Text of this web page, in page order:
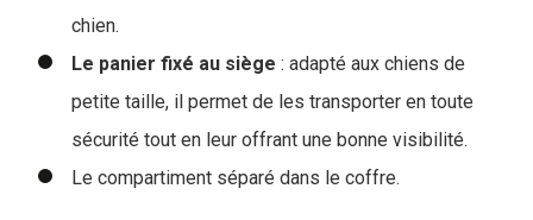
chien.
Le panier fixé au siège : adapté aux chiens de
petite taille, il permet de les transporter en toute
sécurité tout en leur offrant une bonne visibilité.
Le compartiment séparé dans le coffre.